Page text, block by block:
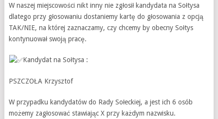
W naszej miejscowości nikt inny nie zgłosił kandydata na Sołtysa
dlatego przy głosowaniu dostaniemy kartę do głosowania z opcją
TAK/NIE, na której zaznaczamy, czy chcemy by obecny Sołtys
kontynuował swoją pracę.
Kandydat na Sołtysa :
PSZCZOŁA Krzysztof
W przypadku kandydatów do Rady Sołeckiej, a jest ich 6 osób
możemy zagłosować stawiając X przy każdym nazwisku.